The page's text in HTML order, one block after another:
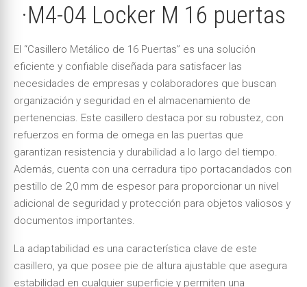
·M4-04 Locker M 16 puertas
El “Casillero Metálico de 16 Puertas” es una solución
eficiente y confiable diseñada para satisfacer las
necesidades de empresas y colaboradores que buscan
organización y seguridad en el almacenamiento de
pertenencias. Este casillero destaca por su robustez, con
refuerzos en forma de omega en las puertas que
garantizan resistencia y durabilidad a lo largo del tiempo.
Además, cuenta con una cerradura tipo portacandados con
pestillo de 2,0 mm de espesor para proporcionar un nivel
adicional de seguridad y protección para objetos valiosos y
documentos importantes.
La adaptabilidad es una característica clave de este
casillero, ya que posee pie de altura ajustable que asegura
estabilidad en cualquier superficie y permiten una